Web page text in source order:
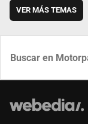
VER MÁS TEMAS